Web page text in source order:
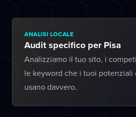
ANALISI LOCALE
Audit specifico per Pisa
Analizziamo il tuo sito, i
le keyword che i tuoi potenziali
usano davvero.